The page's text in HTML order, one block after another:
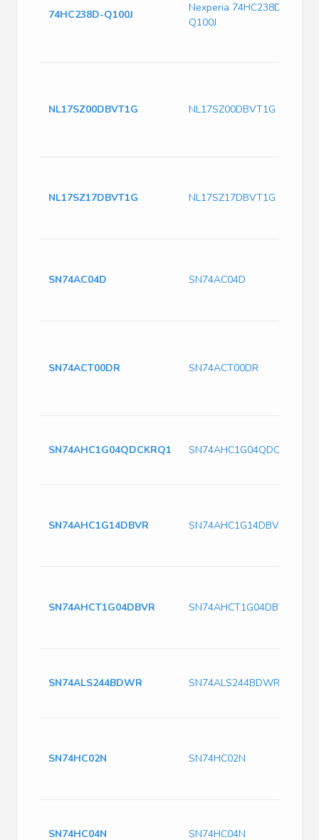
74HC238D-Q100J
Nexperia 74HC238D-
Q100J
NL17SZ00DBVT1G NL17SZ00DBVT1G
NL17SZ17DBVT1G NL17SZ17DBVT1G
SN74AC04D SN74AC04D
SN74ACT00DR SN74ACT00DR
SN74AHC1G04QDCKRQ1 SN74AHC1G04QDCKRQ1
SN74AHC1G14DBVR SN74AHC1G14DBVR
SN74AHCT1G04DBVR SN74AHCT1G04DBVR
SN74ALS244BDWR SN74ALS244BDWR
SN74HC02N SN74HC02N
SN74HC04N SN74HC04N